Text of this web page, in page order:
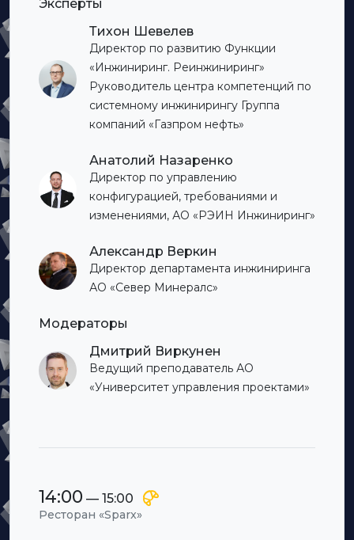
Эксперты
Тихон Шевелев
Директор по развитию Функции
«Инжиниринг. Реинжиниринг»
Руководитель центра компетенций по
системному инжинирингу Группа
компаний «Газпром нефть»
Анатолий Назаренко
Директор по управлению
конфигурацией, требованиями и
изменениями, АО «РЭИН Инжиниринг»
Александр Веркин
Директор департамента инжиниринга
АО «Север Минералс»
Модераторы
Дмитрий Виркунен
Ведущий преподаватель АО
«Университет управления проектами»
14:00 — 15:00
Ресторан «Sparx»